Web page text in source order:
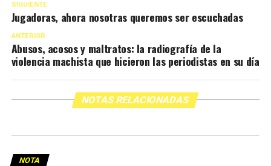
SIGUIENTE
Jugadoras, ahora nosotras queremos ser escuchadas
ANTERIOR
Abusos, acosos y maltratos: la radiografía de la
violencia machista que hicieron las periodistas en su día
NOTAS RELACIONADAS
NOTA